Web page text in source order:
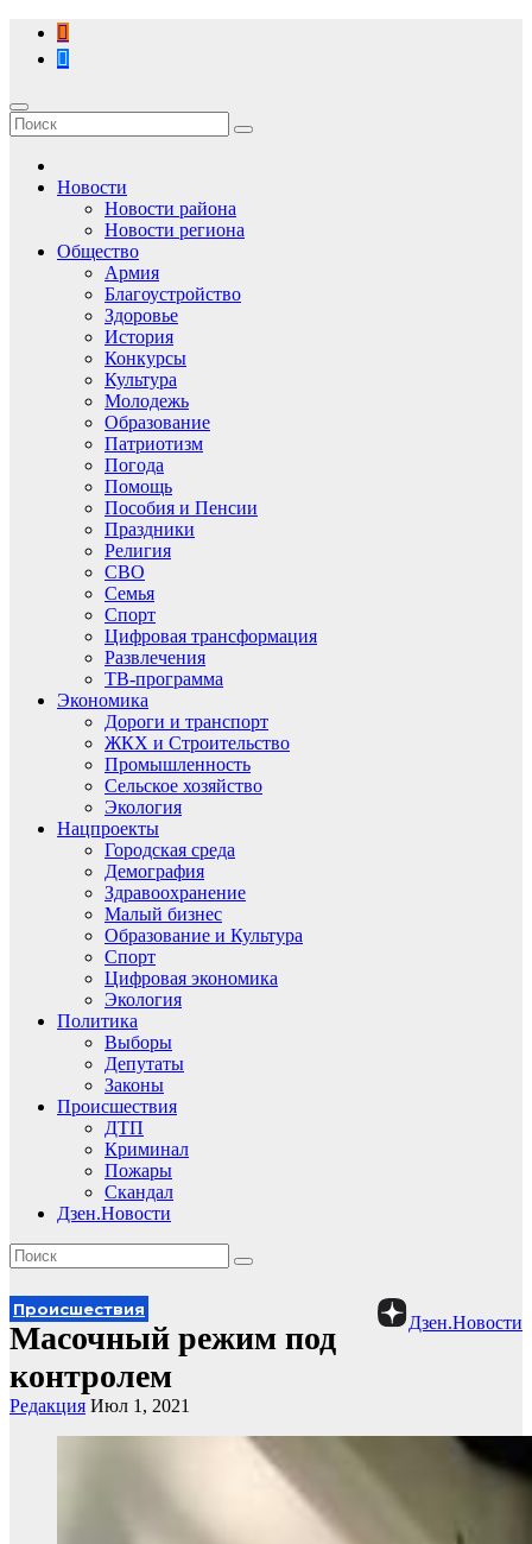
Перейти
содержимому
Новости
Новости района
Новости региона
Общество
Армия
Благоустройство
Здоровье
История
Конкурсы
Культура
Молодежь
Образование
Патриотизм
Погода
Помощь
Пособия и Пенсии
Праздники
Религия
СВО
Семья
Спорт
Цифровая трансформация
Развлечения
ТВ-программа
Экономика
Дороги и транспорт
ЖКХ и Строительство
Промышленность
Сельское хозяйство
Экология
Нацпроекты
Городская среда
Демография
Здравоохранение
Малый бизнес
Образование и Культура
Спорт
Цифровая экономика
Экология
Политика
Выборы
Депутаты
Законы
Происшествия
ДТП
Криминал
Пожары
Скандал
Дзен.Новости
Дзен.Новости
Происшествия
Масочный режим под
контролем
Редакция Июл 1, 2021